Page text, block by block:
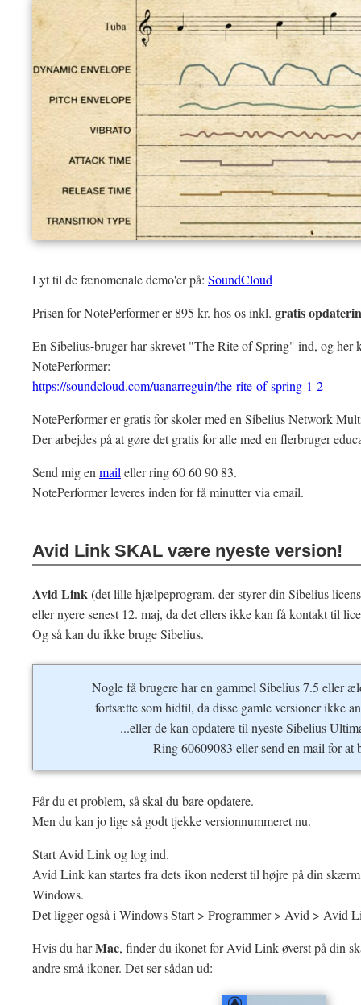
Lyt til de fænomenale demo'er på: SoundCloud
Prisen for NotePerformer er 895 kr. hos os inkl. gratis
En Sibelius-bruger har skrevet "The Rite of Spring" ind, og her
NotePerformer:
https://soundcloud.com/uanarreguin/the-rite-of-spring-1-2
NotePerformer er gratis for skoler med en Sibelius Network
Der arbejdes på at gøre det gratis for alle med en flerbruger
Send mig en mail eller ring 60 60 90 83.
NotePerformer leveres inden for få minutter via email.
Avid Link SKAL være nyeste version!
Avid Link(det lille hjælpeprogram, der styrer din Sibelius
eller nyere senest 12. maj, da det ellers ikke kan få kontakt til
Og så kan du ikke bruge Sibelius.
Nogle få brugere har en gammel Sibelius 7.5 eller
fortsætte som hidtil, da disse gamle versioner ikke
...eller de kan opdatere til nyeste Sibelius
Ring 60609083 eller send en mail for at
Får du et problem, så skal du bare opdatere.
Men du kan jo lige så godt tjekke versionnummeret nu.
Start Avid Link og log ind.
Avid Link kan startes fra dets ikon nederst til højre på din
Windows.
Det ligger også i Windows Start > Programmer > Avid > Avid
Hvis du harMac, finder du ikonet for Avid Link øverst på din
andre små ikoner. Det ser sådan ud: